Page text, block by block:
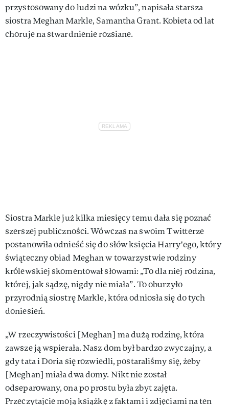
przystosowany do ludzi na wózku”, napisała starsza
siostra Meghan Markle, Samantha Grant. Kobieta od lat
choruje na stwardnienie rozsiane.
Siostra Markle już kilka miesięcy temu dała się poznać
szerszej publiczności. Wówczas na swoim Twitterze
postanowiła odnieść się do słów księcia Harry'ego, który
świąteczny obiad Meghan w towarzystwie rodziny
królewskiej skomentował słowami: „To dla niej rodzina,
której, jak sądzę, nigdy nie miała”. To oburzyło
przyrodnią siostrę Markle, która odniosła się do tych
doniesień.
„W rzeczywistości [Meghan] ma dużą rodzinę, która
zawsze ją wspierała. Nasz dom był bardzo zwyczajny, a
gdy tata i Doria się rozwiedli, postaraliśmy się, żeby
[Meghan] miała dwa domy. Nikt nie został
odseparowany, ona po prostu była zbyt zajęta.
Przeczytajcie moją książkę z faktami i zdjęciami na ten